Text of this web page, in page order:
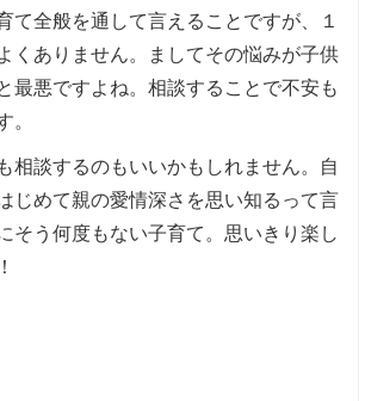
て全般を通して言えることですが、１
くありません。ましてその悩みが子供
最悪ですよね。相談することで不安も
。
相談するのもいいかもしれません。自
じめて親の愛情深さを思い知るって言
そう何度もない子育て。思いきり楽し